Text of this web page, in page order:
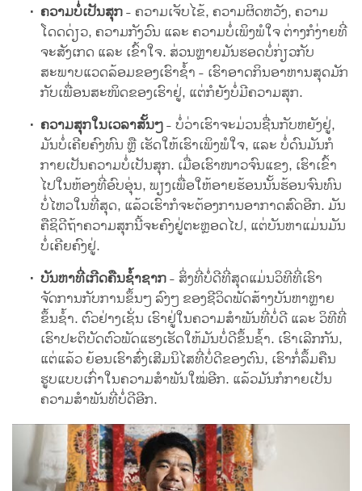
ຄວາມບໍ່ເປັນສຸກ- ຄວາມເຈັບໄຂ້, ຄວາມຜິດຫວັງ, ຄວາມ
ໂດດດ່ຽວ, ຄວາມກັງວົນ ແລະ ຄວາມບໍ່ເພິງພໍໃຈ ຕ່າງກໍງ່າຍທີ່
ຈະສັງເກດ ແລະ ເຂົ້າໃຈ. ສ່ວນຫຼາຍມັນຮອດບໍ່ກ່ຽວກັບ
ສະພາບແວດລ້ອມຂອງເຮົາຊ້ຳ - ເຮົາອາດກິນອາຫານສຸດມັກ
ກັບເພື່ອນສະໜິດຂອງເຮົາຢູ່, ແຕ່ກໍຍັງບໍ່ມີຄວາມສຸກ.
ຄວາມສຸກໃນເວລາສັ້ນໆ- ບໍ່ວ່າເຮົາຈະມ່ວນຊື່ນກັບຫຍັງຢູ່,
ມັນບໍ່ເຄີຍຄົງທົນ ຫຼື ເຮັດໃຫ້ເຮົາເພິງພໍໃຈ, ແລະ ບໍ່ດົນມັນກໍ
ກາຍເປັນຄວາມບໍ່ເປັນສຸກ. ເມື່ອເຮົາໜາວຈົນແຂງ, ເຮົາເຂົ້າ
ໄປໃນຫ້ອງທີ່ອົບອຸ່ນ, ພຽງເພື່ອໃຫ້ອາຍຮ້ອນນັ້ນຮ້ອນຈົນທົນ
ບໍ່ໄຫວໃນທີ່ສຸດ, ແລ້ວເຮົາກໍຈະຕ້ອງການອາກາດສົດອີກ. ມັນ
ຄືຊິດີຖ້າຄວາມສຸກນີ້ຈະຄົງຢູ່ຕະຫຼອດໄປ, ແຕ່ບັນຫາແມ່ນມັນ
ບໍ່ເຄີຍຄົງຢູ່.
ບັນຫາທີ່ເກີດຄືນຊ້ຳຊາກ- ສິ່ງທີ່ບໍ່ດີທີ່ສຸດແມ່ນວິທີທີ່ເຮົາ
ຈັດການກັບການຂຶ້ນໆ ລົງໆ ຂອງຊີວິດພັດສ້າງບັນຫາຫຼາຍ
ຂຶ້ນຊ້ຳ. ຕົວຢ່າງເຊັ່ນ ເຮົາຢູ່ໃນຄວາມສຳພັນທີ່ບໍ່ດີ ແລະ ວິທີທີ່
ເຮົາປະຕິບັດຕົວພັດແຮງເຮັດໃຫ້ມັນບໍ່ດີຂຶ້ນຊ້ຳ. ເຮົາເລີກກັນ,
ແຕ່ແລ້ວ ຍ້ອນເຮົາສົ່ງເສີມນິໄສທີ່ບໍ່ດີຂອງຕົນ, ເຮົາກໍ່ລຶ້ມຄືນ
ຮູບແບບເກົ່າໃນຄວາມສຳພັນໃໝ່ອີກ. ແລ້ວມັນກໍກາຍເປັນ
ຄວາມສຳພັນທີ່ບໍ່ດີອີກ.